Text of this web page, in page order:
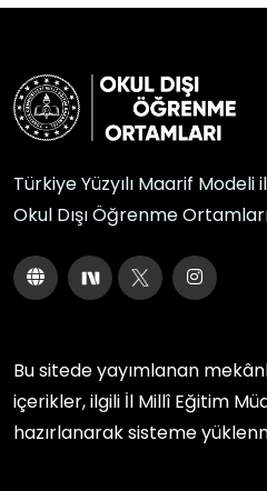
Türkiye Yüzyılı Maarif Modeli
Okul Dışı Öğrenme
Bu sitede yayımlanan
içerikler, ilgili İl Millî Eğitim
hazırlanarak sisteme